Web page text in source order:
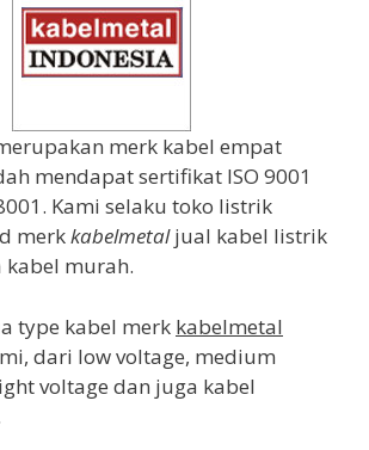
merk kabel empat
mendapat sertifikat ISO 9001
Kami selaku toko listrik
merkkabelmetaljual kabel listrik
kabel murah.
type kabel merk kabelmetal
dari low voltage, medium
voltage dan juga kabel